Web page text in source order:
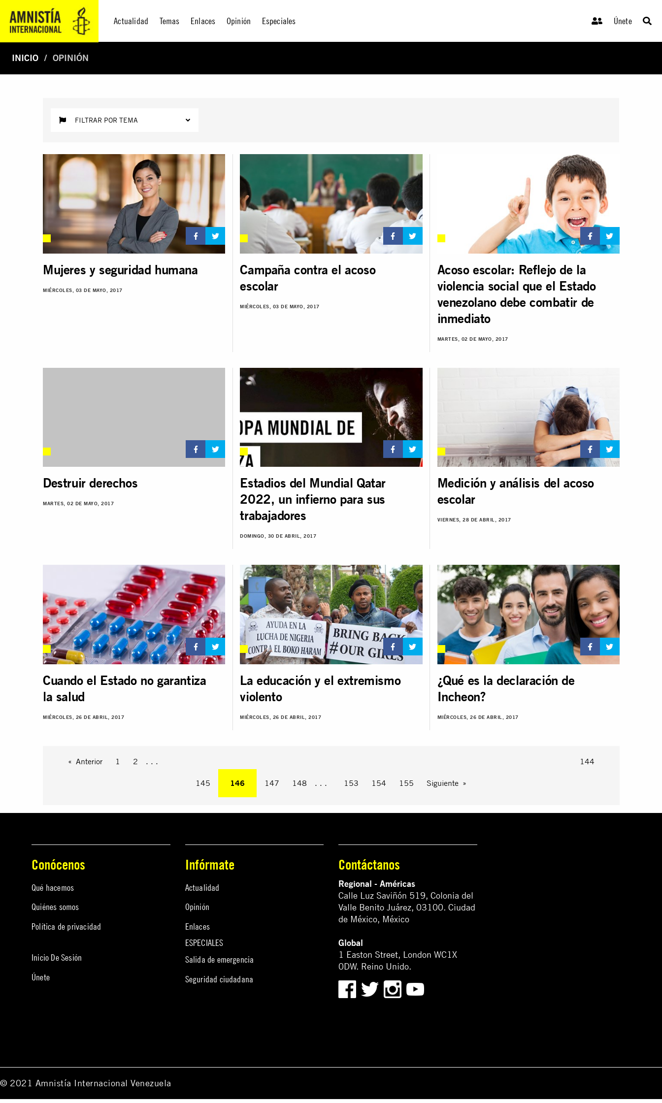
Actualidad Temas Enlaces Opinión Especiales Únete
INICIO OPINIÓN
FILTRAR POR TEMA
Mujeres y seguridad humana
MIÉRCOLES, 03 DE MAYO, 2017
Campaña contra el acoso
escolar
MIÉRCOLES, 03 DE MAYO, 2017
Acoso escolar: Reflejo de la
violencia social que el Estado
venezolano debe combatir de
inmediato
MARTES, 02 DE MAYO, 2017
Destruir derechos
MARTES, 02 DE MAYO, 2017
Estadios del Mundial Qatar
2022, un infierno para sus
trabajadores
DOMINGO, 30 DE ABRIL, 2017
Medición y análisis del acoso
escolar
VIERNES, 28 DE ABRIL, 2017
Cuando el Estado no garantiza
la salud
MIÉRCOLES, 26 DE ABRIL, 2017
La educación y el extremismo
violento
MIÉRCOLES, 26 DE ABRIL, 2017
¿Qué es la declaración de
Incheon?
MIÉRCOLES, 26 DE ABRIL, 2017
Anterior 1 2 . . . 144
145 Estás en la página
146 147 148 . . . 153 154 155 Siguiente
Conócenos
Qué hacemos
Quiénes somos
Política de privacidad
Inicio De Sesión
Únete
Infórmate
Actualidad
Opinión
Enlaces
ESPECIALES
Salida de emergencia
Seguridad ciudadana
Contáctanos
Regional - Américas
Calle Luz Saviñón 519, Colonia del
Valle Benito Juárez, 03100. Ciudad
de México, México
Global
1 Easton Street, London WC1X
0DW. Reino Unido.
© 2021 Amnistía Internacional Venezuela